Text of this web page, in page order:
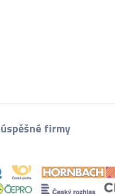
firmy